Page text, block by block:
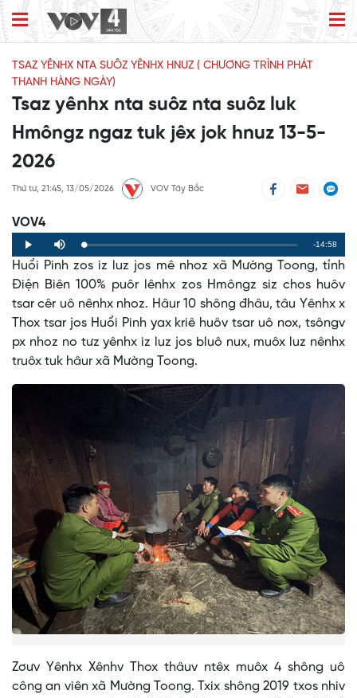
TSAZ YÊNHX NTA SUÔZ YÊNHX HNUZ ( CHƯƠNG TRÌNH PHÁT
THANH HÀNG NGÀY)
Tsaz yênhx nta suôz nta suôz luk
Hmôngz ngaz tuk jêx jok hnuz 13-5-
2026
Thứ tư, 21:45, 13/05/2026 VOV Tây Bắc
VOV4
Play Mute Loaded:
0%
Progress:
0%
Remaining
Time
-14:58
Huổi Pinh zos iz luz jos mê nhoz xã Mường Toong, tỉnh
Điện Biên 100% puôr lênhx zos Hmôngz siz chos huôv
tsar cêr uô nênhx nhoz. Hâur 10 shông đhâu, tâu Yênhx x
Thox tsar jos Huổi Pinh yax kriê huôv tsar uô nox, tsôngv
px nhoz no tưz yênhx iz luz jos bluô nux, muôx luz nênhx
truôx tuk hâur xã Mường Toong.
Zơưv Yênhx Xênhv Thox thâuv ntêx muôx 4 shông uô
công an viên xã Mường Toong. Txix shông 2019 txos nhiv